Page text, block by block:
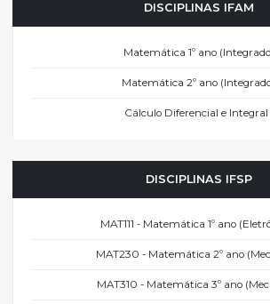
DISCIPLINAS IFAM
Matemática 1º ano
Matemática 2º ano
Cálculo Diferencial e Integral
DISCIPLINAS IFSP
MAT111 - Matemática 1º ano
MAT230 - Matemática 2º ano
MAT310 - Matemática 3º ano